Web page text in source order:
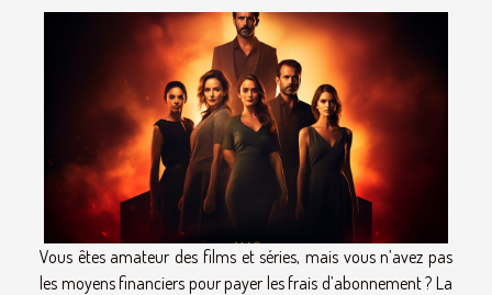
Vous êtes amateur des films et séries, mais vous n’avez pas
les moyens financiers pour payer les frais d’abonnement ? La